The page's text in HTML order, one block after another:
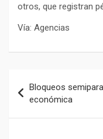
otros, que registran
Vía: Agencias
de
entradas
Bloqueos
económica